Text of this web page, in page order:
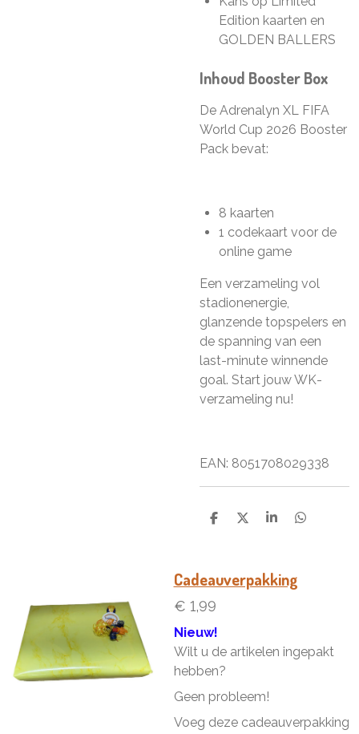
Edition kaarten en
GOLDEN BALLERS
Inhoud Booster Box
De Adrenalyn XL FIFA
World Cup 2026 Booster
Pack bevat:
8 kaarten
1 codekaart voor de
online game
Een verzameling vol
stadionenergie,
glanzende topspelers en
de spanning van een
last-minute winnende
goal. Start jouw WK-
verzameling nu!
EAN: 8051708029338
D
D
S
e
D
Cadeauverpakking
€ 1,99
Nieuw!
Wilt u de artikelen ingepakt
hebben?
Geen probleem!
Voeg deze cadeauverpakking